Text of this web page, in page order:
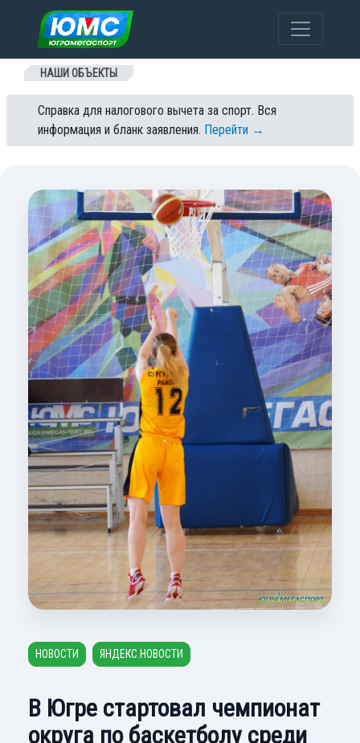
Перейти к содержанию
НАШИ ОБЪЕКТЫ
Справка для налогового вычета за спорт. Вся
информация и бланк заявления. Перейти →
НОВОСТИ ЯНДЕКС.НОВОСТИ
В Югре стартовал чемпионат
округа по баскетболу среди